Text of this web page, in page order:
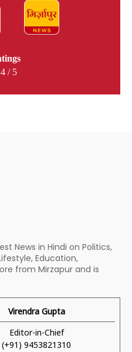
/ 5
News in Hindi on Politics,
Education,
from Mirzapur and is
Virendra Gupta
Editor-in-Chief
(+91) 9453821310